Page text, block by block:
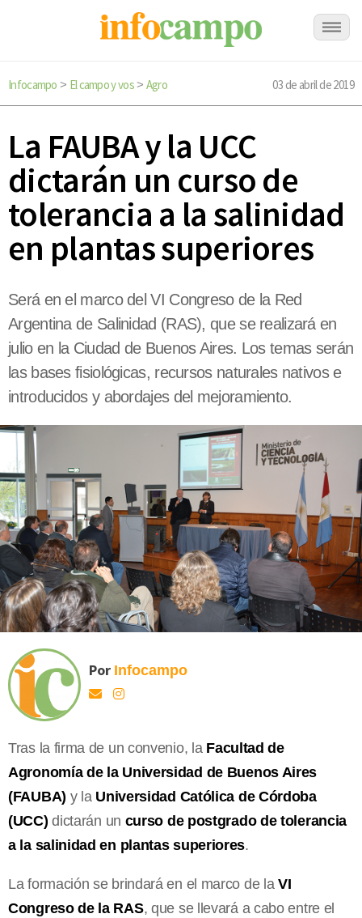
Infocampo > El campo y vos> Agro 03 de abril de 2019
La FAUBA y la UCC
dictarán un curso de
tolerancia a la salinidad
en plantas superiores
Será en el marco del VI Congreso de la Red
Argentina de Salinidad (RAS), que se realizará en
julio en la Ciudad de Buenos Aires. Los temas serán
las bases fisiológicas, recursos naturales nativos e
introducidos y abordajes del mejoramiento.
Por Infocampo
Tras la firma de un convenio, la Facultad de
Agronomía de la Universidad de Buenos Aires
(FAUBA) y la Universidad Católica de Córdoba
(UCC) dictarán un curso de postgrado de tolerancia
a la salinidad en plantas superiores.
La formación se brindará en el marco de laVI
Congreso de la RAS, que se llevará a cabo entre el